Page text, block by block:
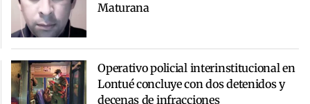
Maturana
Operativo policial interinstitucional en
Lontué concluye con dos detenidos y
decenas de infracciones